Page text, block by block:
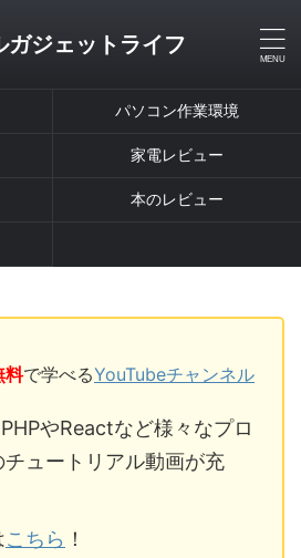
ガジェットライフ
パソコン作業環境
家電レビュー
本のレビュー
料で学べるYouTubeチャンネル
やReactなど様々なプロ
ュートリアル動画が充
こちら ！